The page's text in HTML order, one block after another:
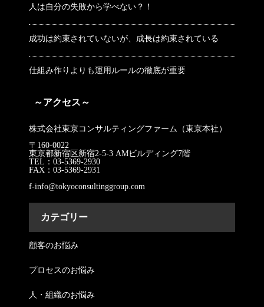
人は自分の失敗から学べない？！
成功は約束されていないが、成長は約束されている
仕組み作りよりも運用ルールの徹底が重要
～アクセス～
株式会社東京コンサルティングファーム（東京本社）
〒160-0022
東京都新宿区新宿2-5-3 AMビルディング7階
TEL：03-5369-2930
FAX：03-5369-2931
f-info@tokyoconsultinggroup.com
カテゴリー
顧客のお悩み
プロセスのお悩み
人・組織のお悩み